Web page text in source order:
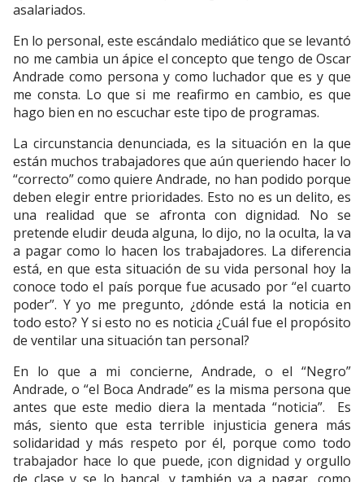
asalariados.
En lo personal, este escándalo mediático que se levantó
no me cambia un ápice el concepto que tengo de Oscar
Andrade como persona y como luchador que es y que
me consta. Lo que si me reafirmo en cambio, es que
hago bien en no escuchar este tipo de programas.
La circunstancia denunciada, es la situación en la que
están muchos trabajadores que aún queriendo hacer lo
“correcto” como quiere Andrade, no han podido porque
deben elegir entre prioridades. Esto no es un delito, es
una realidad que se afronta con dignidad. No se
pretende eludir deuda alguna, lo dijo, no la oculta, la va
a pagar como lo hacen los trabajadores. La diferencia
está, en que esta situación de su vida personal hoy la
conoce todo el país porque fue acusado por “el cuarto
poder”. Y yo me pregunto, ¿dónde está la noticia en
todo esto? Y si esto no es noticia ¿Cuál fue el propósito
de ventilar una situación tan personal?
En lo que a mi concierne, Andrade, o el “Negro”
Andrade, o “el Boca Andrade” es la misma persona que
antes que este medio diera la mentada “noticia”. Es
más, siento que esta terrible injusticia genera más
solidaridad y más respeto por él, porque como todo
trabajador hace lo que puede, ¡con dignidad y orgullo